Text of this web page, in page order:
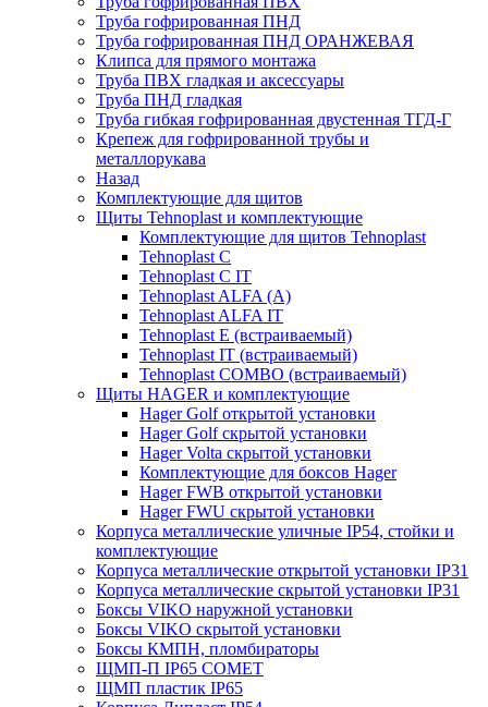
Труба гофрированная ПНД
Труба гофрированная ПНД ОРАНЖЕВАЯ
Клипса для прямого монтажа
Труба ПВХ гладкая и аксессуары
Труба ПНД гладкая
Труба гибкая гофрированная двустенная ТГД-Г
Крепеж для гофрированной трубы и
металлорукава
Назад
Комплектующие для щитов
Щиты Tehnoplast и комплектующие
Комплектующие для щитов Tehnoplast
Tehnoplast C
Tehnoplast C IT
Tehnoplast ALFA (А)
Tehnoplast ALFA IT
Tehnoplast E (встраиваемый)
Tehnoplast IT (встраиваемый)
Tehnoplast COMBO (встраиваемый)
Щиты HAGER и комплектующие
Hager Golf открытой установки
Hager Golf скрытой установки
Hager Volta скрытой установки
Комплектующие для боксов Hager
Hager FWB открытой установки
Hager FWU скрытой установки
Корпуса металлические уличные IP54, стойки и
комплектующие
Корпуса металлические открытой установки IP31
Корпуса металлические скрытой установки IP31
Боксы VIKO наружной установки
Боксы VIKO скрытой установки
Боксы КМПН, пломбираторы
ЩМП-П IP65 COMET
ЩМП пластик IP65